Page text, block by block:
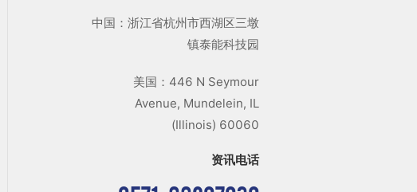
中国：浙江省杭州市西湖区三墩
镇泰能科技园
美国：446 N Seymour
Avenue, Mundelein, IL
(Illinois) 60060
资讯电话